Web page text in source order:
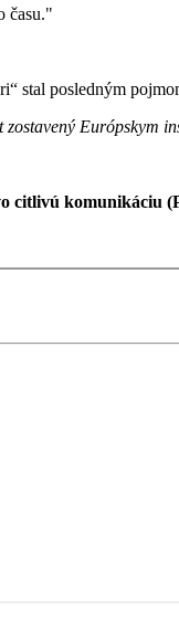
času."
stal posledným
zostavený Európskym
citlivú komunikáciu